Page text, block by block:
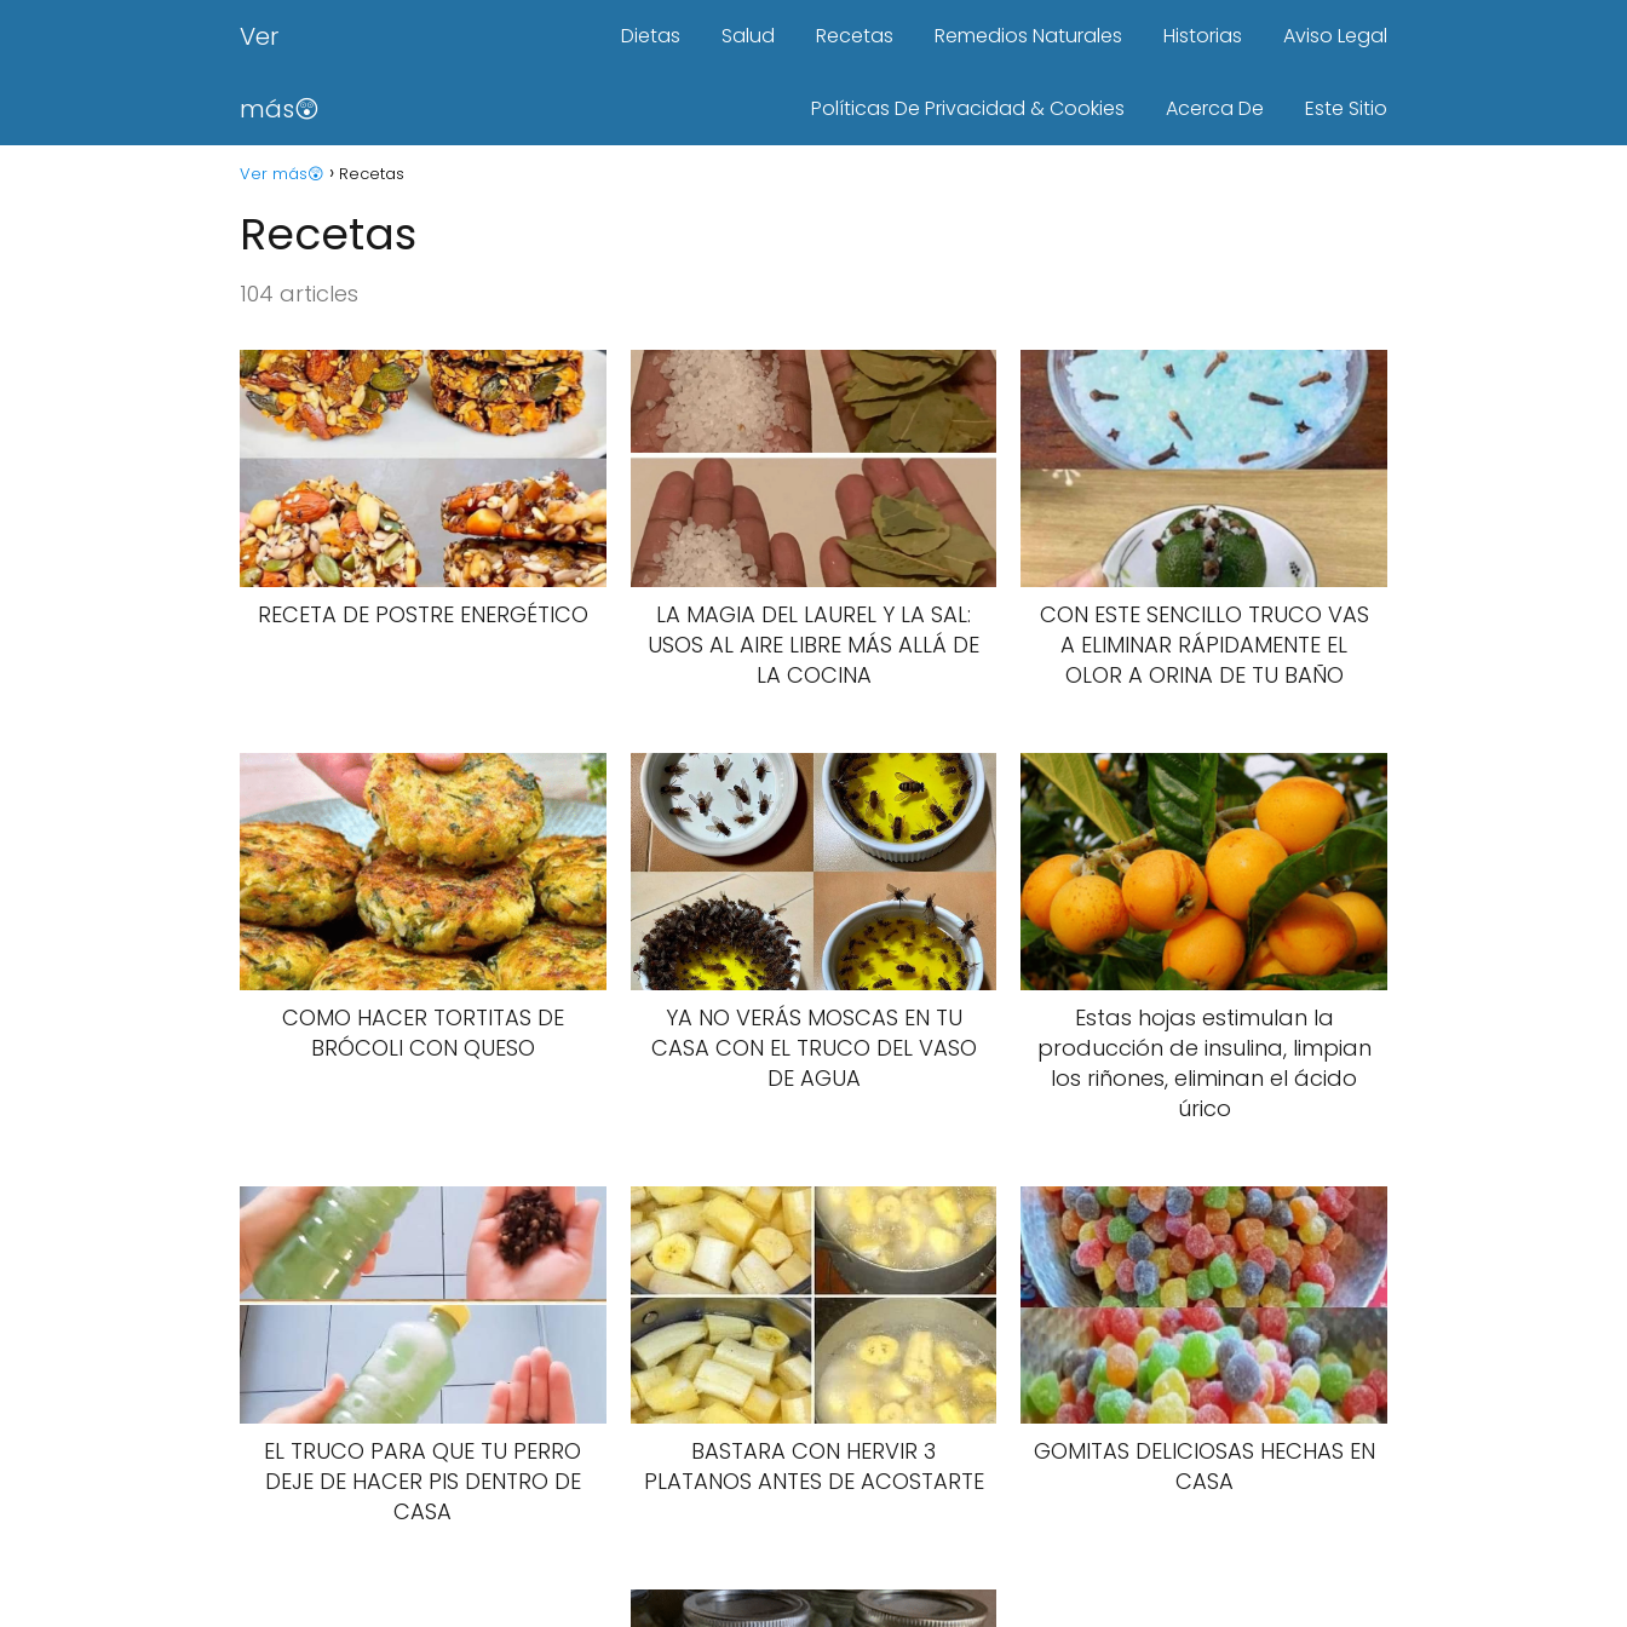
Ver
más😲
Dietas Salud Recetas Remedios Naturales Historias Aviso Legal
Políticas De Privacidad & Cookies Acerca De Este Sitio
Ver más😲 Recetas
Recetas
104 articles
RECETA DE POSTRE ENERGÉTICO
LA MAGIA DEL LAUREL Y LA SAL:
USOS AL AIRE LIBRE MÁS ALLÁ DE
LA COCINA
CON ESTE SENCILLO TRUCO VAS
A ELIMINAR RÁPIDAMENTE EL
OLOR A ORINA DE TU BAÑO
COMO HACER TORTITAS DE
BRÓCOLI CON QUESO
YA NO VERÁS MOSCAS EN TU
CASA CON EL TRUCO DEL VASO
DE AGUA
Estas hojas estimulan la
producción de insulina, limpian
los riñones, eliminan el ácido
úrico
EL TRUCO PARA QUE TU PERRO
DEJE DE HACER PIS DENTRO DE
CASA
BASTARA CON HERVIR 3
PLATANOS ANTES DE ACOSTARTE
GOMITAS DELICIOSAS HECHAS EN
CASA